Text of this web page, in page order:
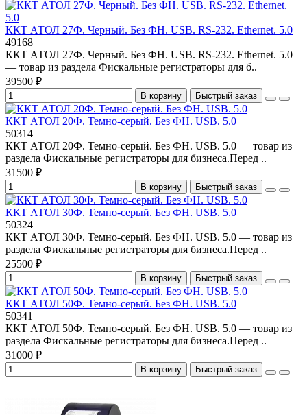
ККТ АТОЛ 27Ф. Черный. Без ФН. USB. RS-232. Ethernet. 5.0
49168
ККТ АТОЛ 27Ф. Черный. Без ФН. USB. RS-232. Ethernet. 5.0
— товар из раздела Фискальные регистраторы для б..
39500 ₽
В корзину Быстрый заказ
ККТ АТОЛ 20Ф. Темно-серый. Без ФН. USB. 5.0
50314
ККТ АТОЛ 20Ф. Темно-серый. Без ФН. USB. 5.0 — товар из
раздела Фискальные регистраторы для бизнеса.Перед ..
31500 ₽
В корзину Быстрый заказ
ККТ АТОЛ 30Ф. Темно-серый. Без ФН. USB. 5.0
50324
ККТ АТОЛ 30Ф. Темно-серый. Без ФН. USB. 5.0 — товар из
раздела Фискальные регистраторы для бизнеса.Перед ..
25500 ₽
В корзину Быстрый заказ
ККТ АТОЛ 50Ф. Темно-серый. Без ФН. USB. 5.0
50341
ККТ АТОЛ 50Ф. Темно-серый. Без ФН. USB. 5.0 — товар из
раздела Фискальные регистраторы для бизнеса.Перед ..
31000 ₽
В корзину Быстрый заказ